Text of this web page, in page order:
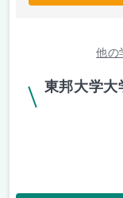
他の
東邦大学大